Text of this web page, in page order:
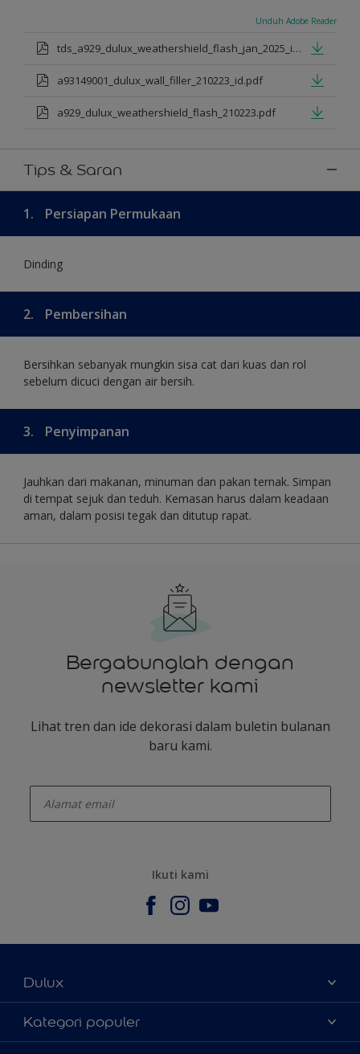
Unduh Adobe Reader
tds_a929_dulux_weathershield_flash_jan_2025_id.pdf
a93149001_dulux_wall_filler_210223_id.pdf
a929_dulux_weathershield_flash_210223.pdf
Tips & Saran
1. Persiapan Permukaan
Dinding
2. Pembersihan
Bersihkan sebanyak mungkin sisa cat dari kuas dan rol
sebelum dicuci dengan air bersih.
3. Penyimpanan
Jauhkan dari makanan, minuman dan pakan ternak. Simpan
di tempat sejuk dan teduh. Kemasan harus dalam keadaan
aman, dalam posisi tegak dan ditutup rapat.
Bergabunglah dengan
newsletter kami
Lihat tren dan ide dekorasi dalam buletin bulanan
baru kami.
Ikuti kami
Dulux
Tentang Kami
Contact us
Kategori populer